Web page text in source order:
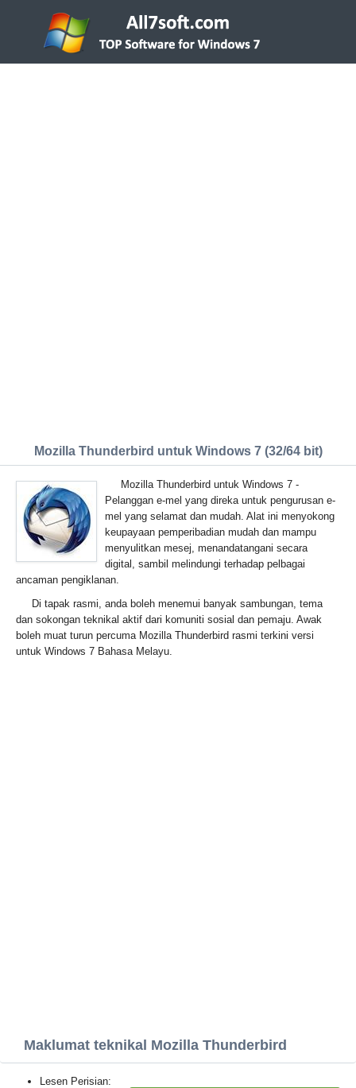
Mozilla Thunderbird untuk Windows 7 (32/64 bit)
Mozilla Thunderbird untuk Windows 7 -
Pelanggan e-mel yang direka untuk pengurusan e-
mel yang selamat dan mudah. Alat ini menyokong
keupayaan pemperibadian mudah dan mampu
menyulitkan mesej, menandatangani secara
digital, sambil melindungi terhadap pelbagai
ancaman pengiklanan.
Di tapak rasmi, anda boleh menemui banyak sambungan, tema
dan sokongan teknikal aktif dari komuniti sosial dan pemaju. Awak
boleh muat turun percuma Mozilla Thunderbird rasmi terkini versi
untuk Windows 7 Bahasa Melayu.
Maklumat teknikal Mozilla Thunderbird
Lesen Perisian: